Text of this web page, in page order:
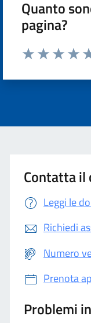
Quanto
pagina?
Contatta il
Leggi le
Richiedi
Numero
Prenota
Problemi